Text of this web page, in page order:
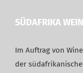
SÜDAFRIKA
Im Auftrag von
der